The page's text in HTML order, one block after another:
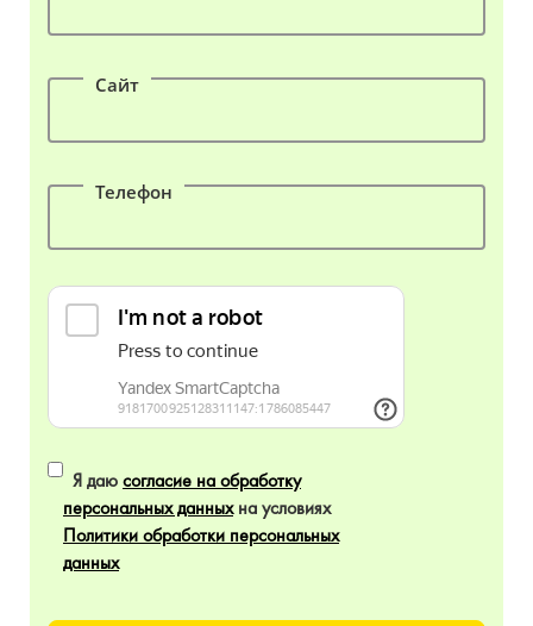
Сайт
Телефон
Я даю согласие на обработку
персональных данныхна условиях
Политики обработки персональных
данных